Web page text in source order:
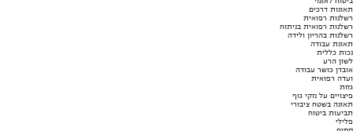
תאונות דרכים
רשלנות רפואית
רשלנות רפואית בניתוח
רשלנות בהריון ולידה
תאונת עבודה
נכות כללית
לשון הרע
אובדן כושר עבודה
ועדה רפואית
גזזת
פיצויים על נזקי גוף
תאונה בשטח ציבורי
תביעות ביטוח
פלילי